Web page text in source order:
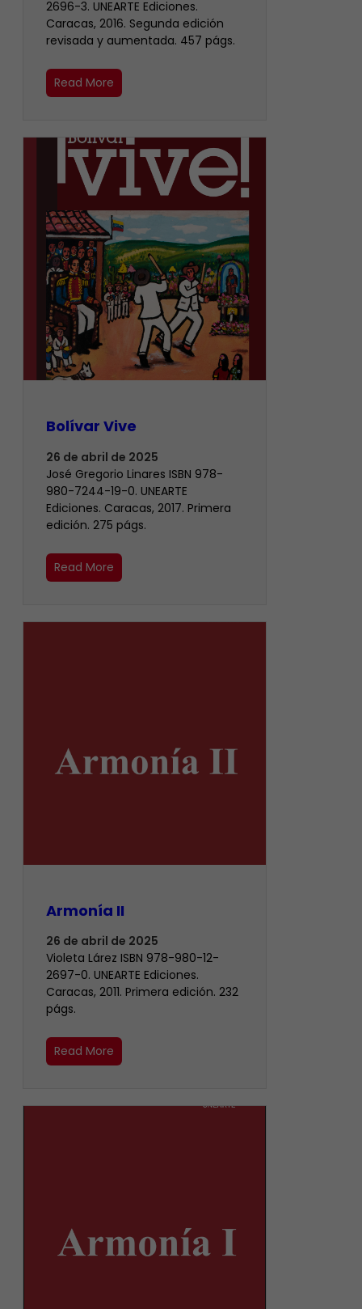
2696-3. UNEARTE Ediciones.
Caracas, 2016. Segunda edición
revisada y aumentada. 457 págs.
Read More
Bolívar Vive
26 de abril de 2025
José Gregorio Linares ISBN 978-
980-7244-19-0. UNEARTE
Ediciones. Caracas, 2017. Primera
edición. 275 págs.
Read More
Armonía II
26 de abril de 2025
Violeta Lárez ISBN 978-980-12-
2697-0. UNEARTE Ediciones.
Caracas, 2011. Primera edición. 232
págs.
Read More